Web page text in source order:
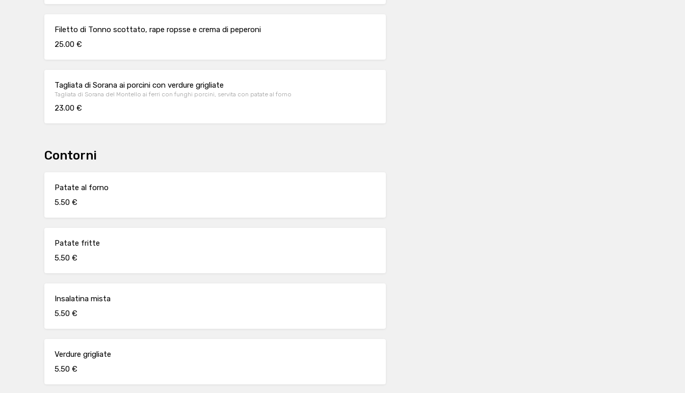
Filetto di Tonno scottato, rape ropsse e crema di peperoni
25.00 €
Tagliata di Sorana ai porcini con verdure grigliate
Tagliata di Sorana del Montello ai ferri con funghi porcini, servita con patate al forno
23.00 €
Contorni
Patate al forno
5.50 €
Patate fritte
5.50 €
Insalatina mista
5.50 €
Verdure grigliate
5.50 €